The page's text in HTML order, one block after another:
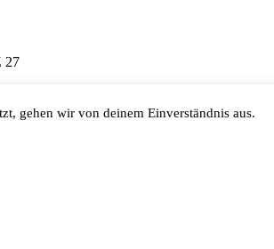
27
gehen wir von deinem Einverständnis aus.